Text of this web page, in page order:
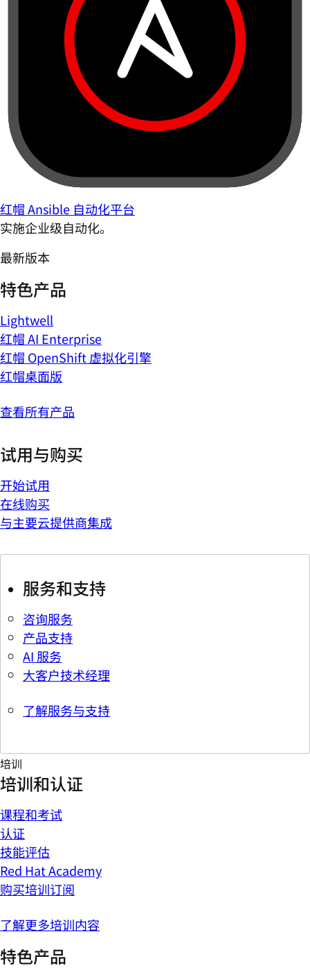
红帽 Ansible 自动化平台
实施企业级自动化。
最新版本
特色产品
Lightwell
红帽 AI Enterprise
红帽 OpenShift 虚拟化引擎
红帽桌面版
查看所有产品
试用与购买
开始试用
在线购买
与主要云提供商集成
服务和支持
咨询服务
产品支持
AI 服务
大客户技术经理
了解服务与支持
培训
培训和认证
课程和考试
认证
技能评估
Red Hat Academy
购买培训订阅
了解更多培训内容
特色产品